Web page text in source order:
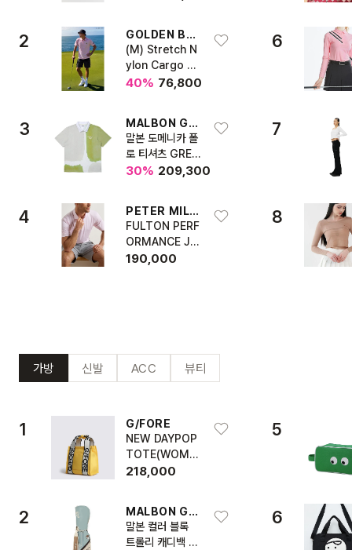
2
GOLDEN BEAR
(M) Stretch N
ylon Cargo Sh
orts
40% 76,800
3
MALBON GOLF
말본 도메니카 폴
로 티셔츠 GREE
N (MAN)
30% 209,300
4
PETER MILLAR
FULTON PERF
ORMANCE JE
RSEY POLO
190,000
6
7
8
가방 신발 ACC 뷰티
1
G/FORE
NEW DAYPOP
TOTE(WOME
N)
218,000
2
MALBON GOLF
말본 컬러 블록
트롤리 캐디백 D
5
6